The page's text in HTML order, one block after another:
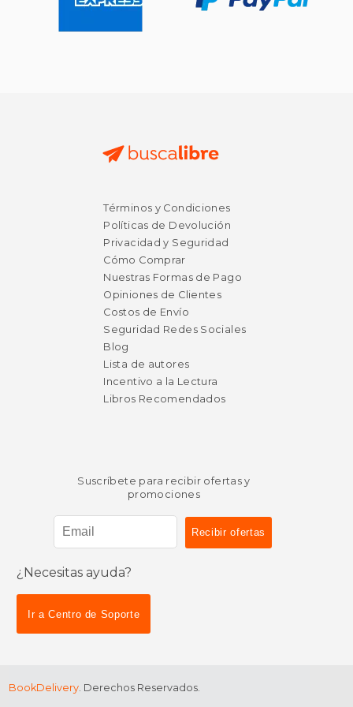
Términos y Condiciones
Políticas de Devolución
Privacidad y Seguridad
Cómo Comprar
Nuestras Formas de Pago
Opiniones de Clientes
Costos de Envío
Seguridad Redes Sociales
Blog
Lista de autores
Incentivo a la Lectura
Libros Recomendados
Suscríbete para recibir ofertas y
promociones
¿Necesitas ayuda?
Ir a Centro de Soporte
BookDelivery. Derechos Reservados.